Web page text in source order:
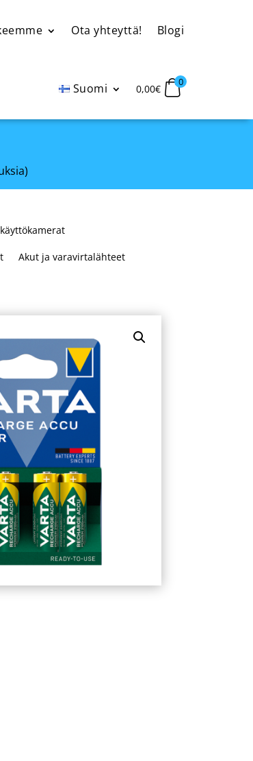
Ota yhteyttä! Blogi
Suomi 0,00€
0
Akut ja varavirtalähteet